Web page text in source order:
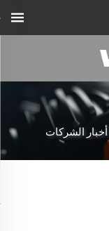
أخبار الشركات